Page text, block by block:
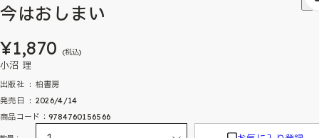
今はおしまい
¥1,870 (税込)
小沼 理
出版社 ‏ : ‎ 柏書房
発売日 ‏ : ‎ 2026/4/14
商品コード：9784760156566